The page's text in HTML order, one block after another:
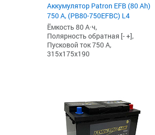
Аккумулятор Patron EFB (80 Ah)
750 А, (PB80-750EFBC) L4
Ёмкость 80 А·ч,
Полярность обратная [- +],
Пусковой ток 750 А,
315x175x190